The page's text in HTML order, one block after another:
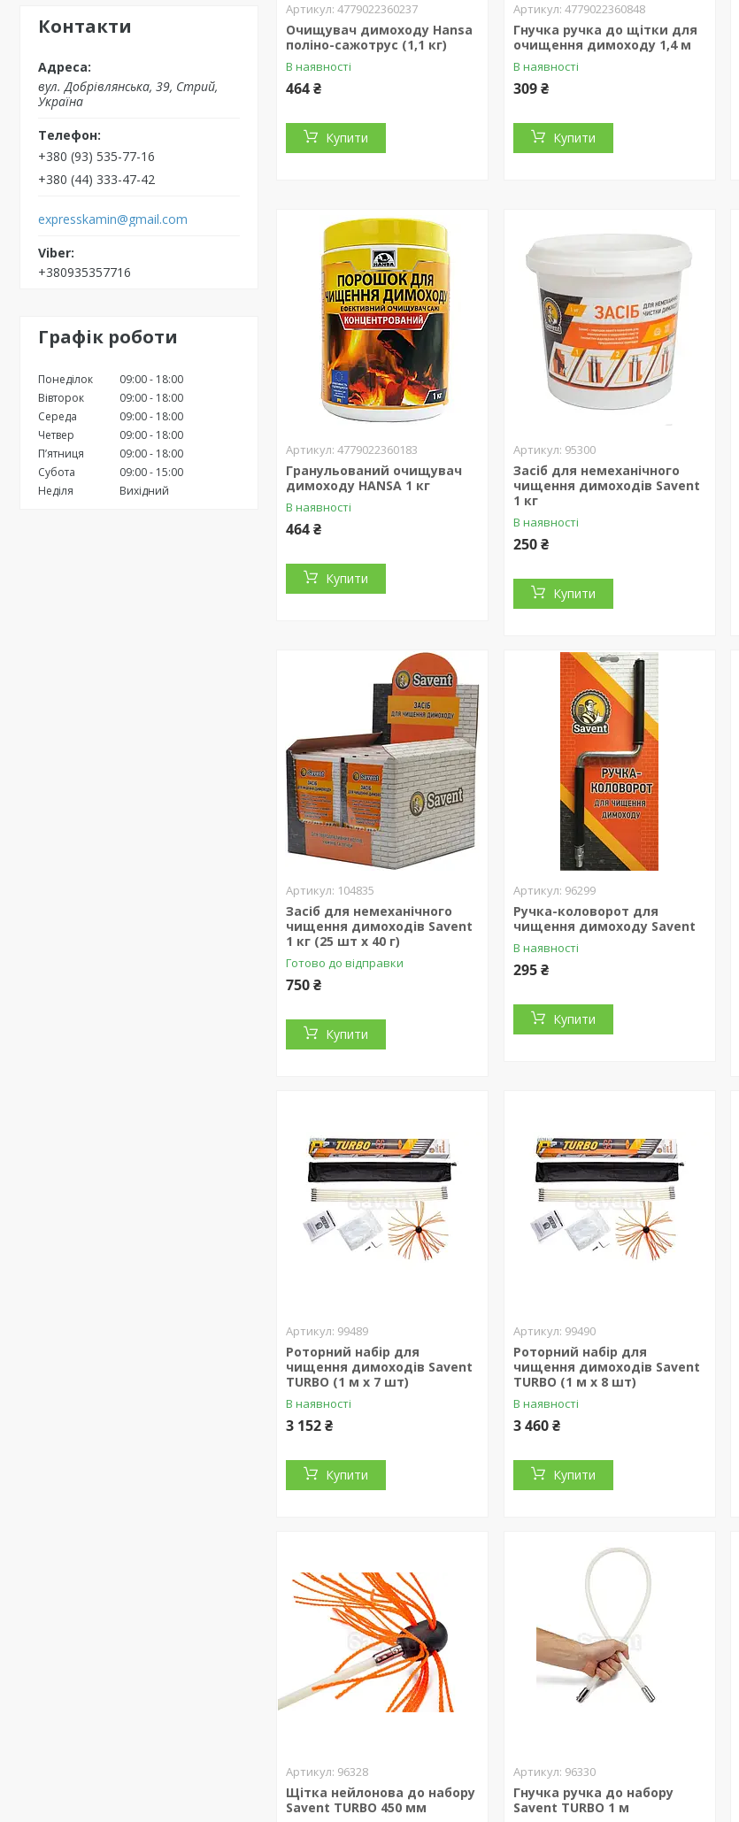
Контакти
вул. Добрівлянська, 39, Стрий,
Україна
+380 (93) 535-77-16
+380 (44) 333-47-42
expresskamin@gmail.com
+380935357716
Графік роботи
Понеділок 09:00
18:00
Вівторок
09:00
18:00
Середа
09:00
18:00
Четвер
09:00
18:00
Пʼятниця
09:00
18:00
Субота
09:00
15:00
Неділя
Вихідний
4779022360237
Очищувач димоходу Hansa
поліно-сажотрус (1,1 кг)
В наявності
464 ₴
Купити
4779022360848
Гнучка ручка до щітки для
очищення димоходу 1,4 м
В наявності
309 ₴
Купити
4779022360183
Гранульований очищувач
димоходу HANSA 1 кг
В наявності
464 ₴
Купити
95300
Засіб для немеханічного
чищення димоходів Savent
1 кг
В наявності
250 ₴
Купити
104835
Засіб для немеханічного
чищення димоходів Savent
1 кг (25 шт х 40 г)
Готово до відправки
750 ₴
Купити
96299
Ручка-коловорот для
чищення димоходу Savent
В наявності
295 ₴
Купити
99489
Роторний набір для
чищення димоходів Savent
TURBO (1 м х 7 шт)
В наявності
3 152 ₴
Купити
99490
Роторний набір для
чищення димоходів Savent
TURBO (1 м х 8 шт)
В наявності
3 460 ₴
Купити
96328
Щітка нейлонова до набору
Savent TURBO 450 мм
96330
Гнучка ручка до набору
Savent TURBO 1 м